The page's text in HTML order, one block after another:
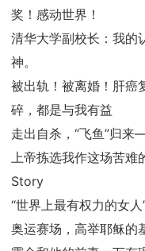
奖！感动世界！
清华大学副校长：我的
神。
被出轨！被离婚！肝癌
碎，都是与我有益
走出自杀，“飞鱼”归
上帝拣选我作这场苦
Story
“世界上最有权力的女
奥运赛场，高举耶稣的